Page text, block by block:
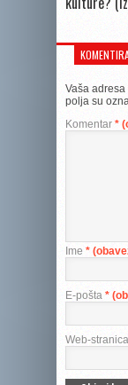
Vaša
polja su
Komentar *
Ime *
E-pošta *
Web-stranica